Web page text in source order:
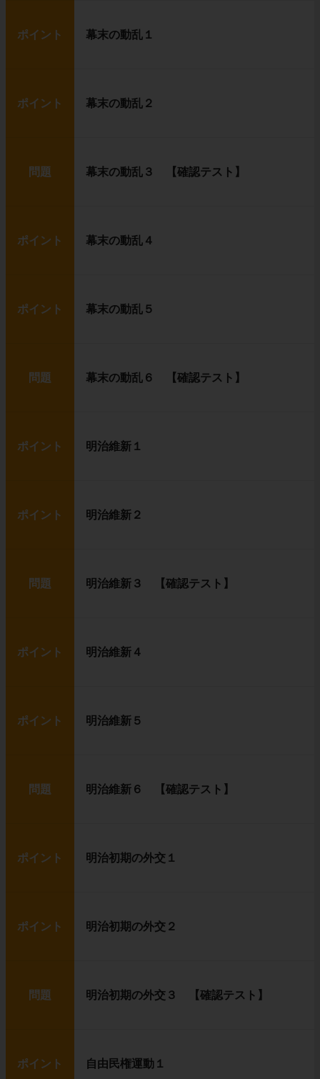
ポイント 幕末の動乱１
ポイント 幕末の動乱２
問題 幕末の動乱３ 【確認テスト】
ポイント 幕末の動乱４
ポイント 幕末の動乱５
問題 幕末の動乱６ 【確認テスト】
ポイント 明治維新１
ポイント 明治維新２
問題 明治維新３ 【確認テスト】
ポイント 明治維新４
ポイント 明治維新５
問題 明治維新６ 【確認テスト】
ポイント 明治初期の外交１
ポイント 明治初期の外交２
問題 明治初期の外交３ 【確認テスト】
ポイント 自由民権運動１